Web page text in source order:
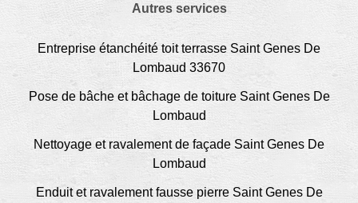
Autres services
Entreprise étanchéité toit terrasse Saint Genes De
Lombaud 33670
Pose de bâche et bâchage de toiture Saint Genes De
Lombaud
Nettoyage et ravalement de façade Saint Genes De
Lombaud
Enduit et ravalement fausse pierre Saint Genes De